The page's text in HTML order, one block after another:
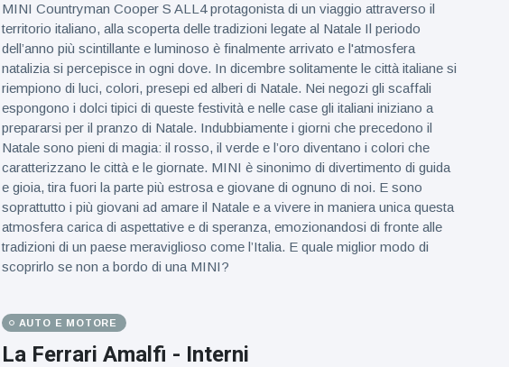
MINI Countryman Cooper S ALL4 protagonista di un viaggio attraverso il
territorio italiano, alla scoperta delle tradizioni legate al Natale Il periodo
dell’anno più scintillante e luminoso è finalmente arrivato e l'atmosfera
natalizia si percepisce in ogni dove. In dicembre solitamente le città italiane si
riempiono di luci, colori, presepi ed alberi di Natale. Nei negozi gli scaffali
espongono i dolci tipici di queste festività e nelle case gli italiani iniziano a
prepararsi per il pranzo di Natale. Indubbiamente i giorni che precedono il
Natale sono pieni di magia: il rosso, il verde e l’oro diventano i colori che
caratterizzano le città e le giornate. MINI è sinonimo di divertimento di guida
e gioia, tira fuori la parte più estrosa e giovane di ognuno di noi. E sono
soprattutto i più giovani ad amare il Natale e a vivere in maniera unica questa
atmosfera carica di aspettative e di speranza, emozionandosi di fronte alle
tradizioni di un paese meraviglioso come l’Italia. E quale miglior modo di
scoprirlo se non a bordo di una MINI?
AUTO E MOTORE
La Ferrari Amalfi - Interni